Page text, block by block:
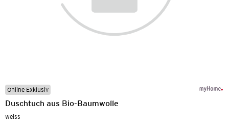
Online Exklusiv
Duschtuch aus Bio-Baumwolle
weiss